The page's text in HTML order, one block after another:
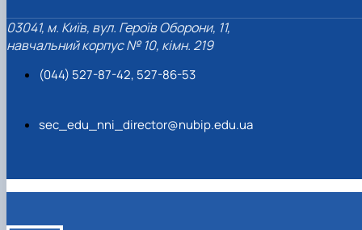
03041, м. Київ, вул. Героїв Оборони, 11,
навчальний корпус № 10, кімн. 219
(044) 527-87-42, 527-86-53
sec_edu_nni_director@nubip.edu.ua